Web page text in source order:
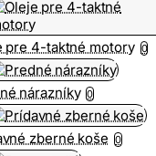
pre 4-taktné motory 0
nárazníky 0
zberné koše 0